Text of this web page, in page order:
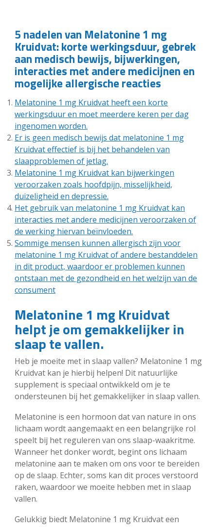
5 nadelen van Melatonine 1 mg
Kruidvat: korte werkingsduur, gebrek
aan medisch bewijs, bijwerkingen,
interacties met andere medicijnen en
mogelijke allergische reacties
Melatonine 1 mg Kruidvat heeft een korte
werkingsduur en moet meerdere keren per dag
ingenomen worden.
Er is geen medisch bewijs dat melatonine 1 mg
Kruidvat effectief is bij het behandelen van
slaapproblemen of jetlag.
Melatonine 1 mg Kruidvat kan bijwerkingen
veroorzaken zoals hoofdpijn, misselijkheid,
duizeligheid en depressie.
Het gebruik van melatonine 1 mg Kruidvat kan
interacties met andere medicijnen veroorzaken of
de werking hiervan beïnvloeden.
Sommige mensen kunnen allergisch zijn voor
melatonine 1 mg Kruidvat of andere bestanddelen
in dit product, waardoor er problemen kunnen
ontstaan met de gezondheid en het welzijn van de
consument
Melatonine 1 mg Kruidvat
helpt je om gemakkelijker in
slaap te vallen.
Heb je moeite met in slaap vallen? Melatonine 1 mg
Kruidvat kan je hierbij helpen! Dit natuurlijke
supplement is speciaal ontwikkeld om je te
ondersteunen bij het gemakkelijker in slaap vallen.
Melatonine is een hormoon dat van nature in ons
lichaam wordt aangemaakt en een belangrijke rol
speelt bij het reguleren van ons slaap-waakritme.
Wanneer het donker wordt, begint ons lichaam
melatonine aan te maken om ons voor te bereiden
op de slaap. Echter, soms kan dit proces verstoord
raken, waardoor we moeite hebben met in slaap
vallen.
Gelukkig biedt Melatonine 1 mg Kruidvat een